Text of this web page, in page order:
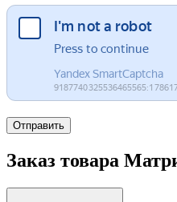
Отправить
Заказ товара